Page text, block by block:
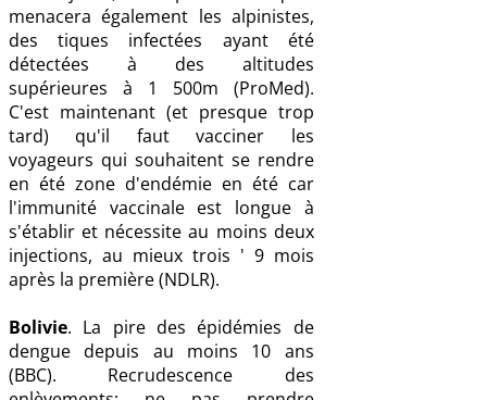
menacera également les alpinistes,
des tiques infectées ayant été
détectées à des altitudes
supérieures à 1 500m (ProMed).
C'est maintenant (et presque trop
tard) qu'il faut vacciner les
voyageurs qui souhaitent se rendre
en été zone d'endémie en été car
l'immunité vaccinale est longue à
s'établir et nécessite au moins deux
injections, au mieux trois ' 9 mois
après la première (NDLR).
Bolivie. La pire des épidémies de
dengue depuis au moins 10 ans
(BBC). Recrudescence des